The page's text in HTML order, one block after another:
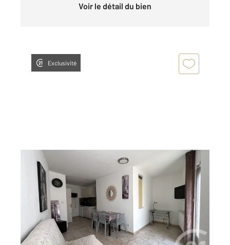
Voir le détail du bien
Exclusivité
GRENOBLE 38
27,17 m , 1 pièce
Ref : 7319
Appartement Studio à louer
600 €
par mois charges comprises